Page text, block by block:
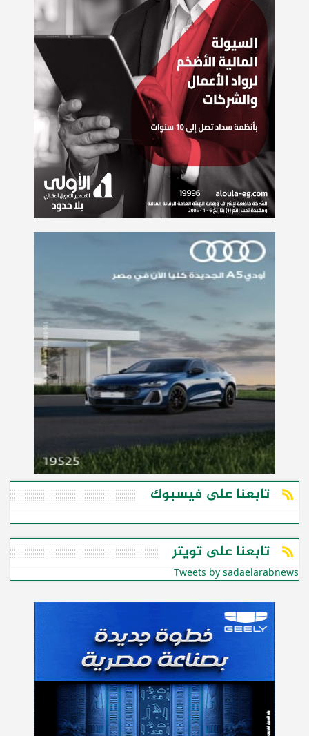
تابعنا على فيسبوك
تابعنا على تويتر
Tweets by sadaelarabnews